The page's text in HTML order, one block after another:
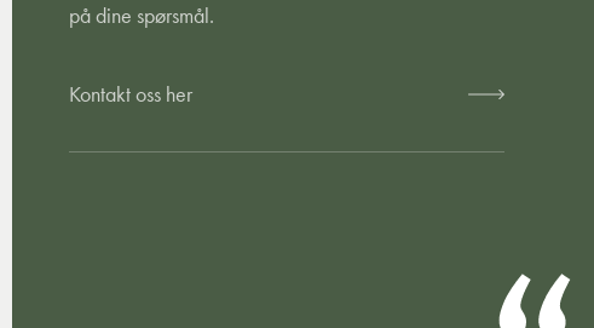
på dine spørsmål.
Kontakt oss her